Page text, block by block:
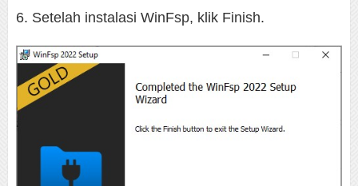
6. Setelah instalasi WinFsp, klik Finish.